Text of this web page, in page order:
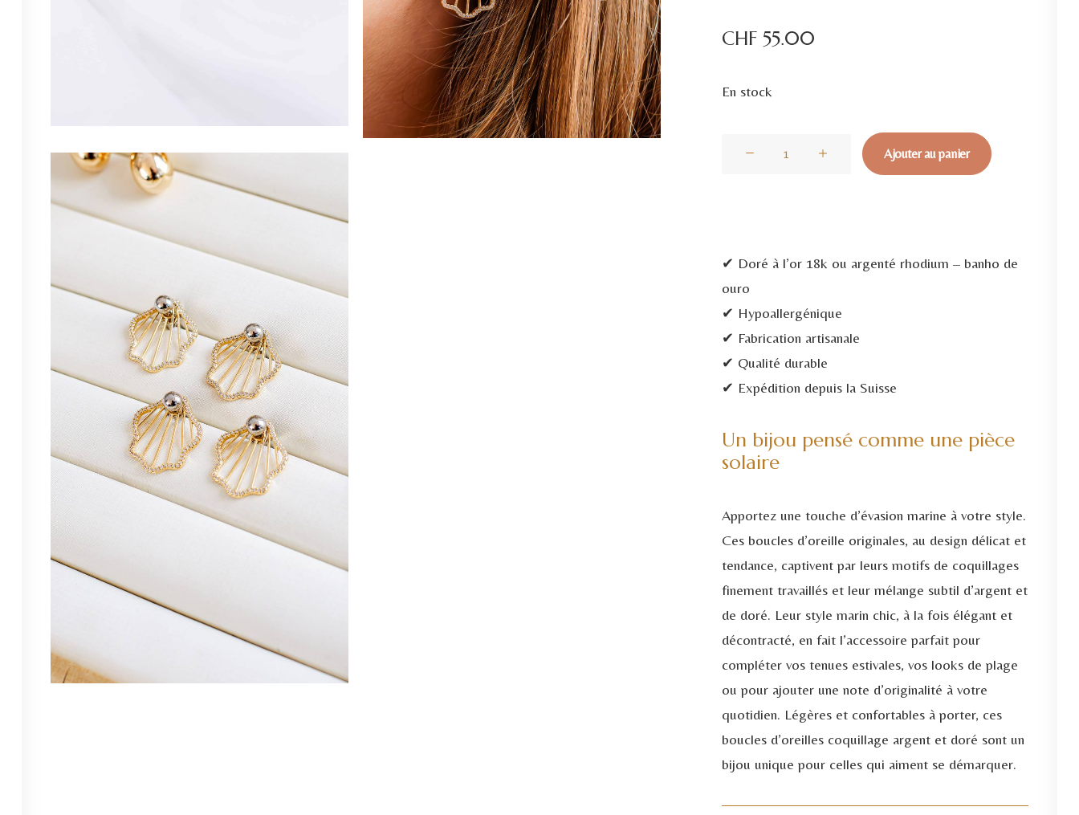
CHF 55.00
En stock
Argent
et
Doré
Ajouter au panier
✔ Doré à l’or 18k ou argenté rhodium – banho de
ouro
✔ Hypoallergénique
✔ Fabrication artisanale
✔ Qualité durable
✔ Expédition depuis la Suisse
Un bijou pensé comme une pièce
solaire
Apportez une touche d’évasion marine à votre style.
Ces boucles d’oreille originales, au design délicat et
tendance, captivent par leurs motifs de coquillages
finement travaillés et leur mélange subtil d’argent et
de doré. Leur style marin chic, à la fois élégant et
décontracté, en fait l’accessoire parfait pour
compléter vos tenues estivales, vos looks de plage
ou pour ajouter une note d’originalité à votre
quotidien. Légères et confortables à porter, ces
boucles d’oreilles coquillage argent et doré sont un
bijou unique pour celles qui aiment se démarquer.